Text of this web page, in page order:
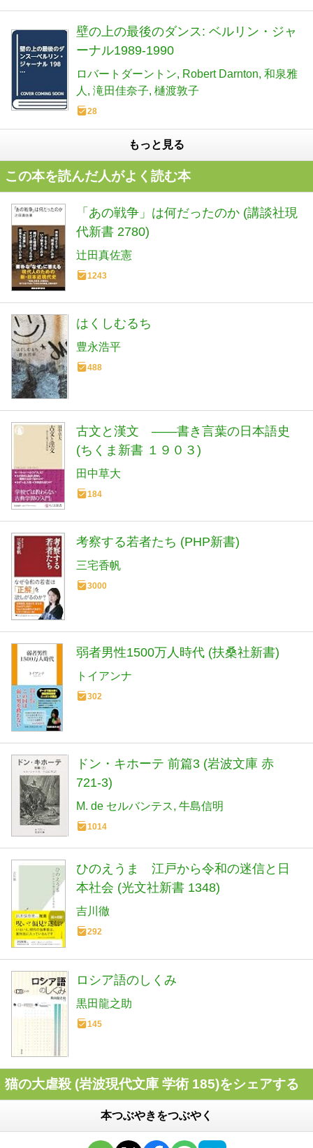
壁の上の最後のダンス: ベルリン・ジャ
ーナル1989-1990
ロバートダーントン Robert Darnton 和泉雅
人
滝田佳奈子 樋渡敦子
28
もっと見る
この本を読んだ人がよく読む本
「あの戦争」は何だったのか (講談社現
代新書 2780)
辻田真佐憲
1243
はくしむるち
豊永浩平
488
古文と漢文 ――書き言葉の日本語史
(ちくま新書 １９０３)
田中草大
184
考察する若者たち (PHP新書)
三宅香帆
3000
弱者男性1500万人時代 (扶桑社新書)
トイアンナ
302
ドン・キホーテ 前篇3 (岩波文庫 赤
721-3)
M. de セルバンテス 牛島信明
1014
ひのえうま 江戸から令和の迷信と日
本社会 (光文社新書 1348)
吉川徹
292
ロシア語のしくみ
黒田龍之助
145
猫の大虐殺 (岩波現代文庫 学術 185)をシェアする
本つぶやきをつぶやく